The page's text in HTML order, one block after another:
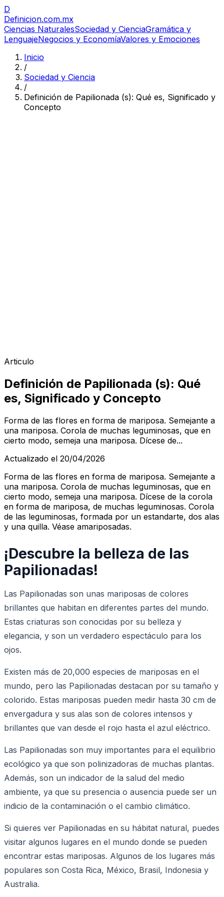
D
Definicion.com.mx
Ciencias NaturalesSociedad y CienciaGramática y
LenguajeNegocios y EconomíaValores y Emociones
Inicio
/
Sociedad y Ciencia
/
Definición de Papilionada (s): Qué es, Significado y
Concepto
Articulo
Definición de Papilionada (s): Qué
es, Significado y Concepto
Forma de las flores en forma de mariposa. Semejante a
una mariposa. Corola de muchas leguminosas, que en
cierto modo, semeja una mariposa. Dícese de...
Actualizado el 20/04/2026
Forma de las flores en forma de mariposa. Semejante a
una mariposa. Corola de muchas leguminosas, que en
cierto modo, semeja una mariposa. Dícese de la corola
en forma de mariposa, de muchas leguminosas. Corola
de las leguminosas, formada por un estandarte, dos alas
y una quilla. Véase amariposadas.
¡Descubre la belleza de las
Papilionadas!
Las Papilionadas son unas mariposas de colores
brillantes que habitan en diferentes partes del mundo.
Estas criaturas son conocidas por su belleza y
elegancia, y son un verdadero espectáculo para los
ojos.
Existen más de 20,000 especies de mariposas en el
mundo, pero las Papilionadas destacan por su tamaño y
colorido. Estas mariposas pueden medir hasta 30 cm de
envergadura y sus alas son de colores intensos y
brillantes que van desde el rojo hasta el azul eléctrico.
Las Papilionadas son muy importantes para el equilibrio
ecológico ya que son polinizadoras de muchas plantas.
Además, son un indicador de la salud del medio
ambiente, ya que su presencia o ausencia puede ser un
indicio de la contaminación o el cambio climático.
Si quieres ver Papilionadas en su hábitat natural, puedes
visitar algunos lugares en el mundo donde se pueden
encontrar estas mariposas. Algunos de los lugares más
populares son Costa Rica, México, Brasil, Indonesia y
Australia.